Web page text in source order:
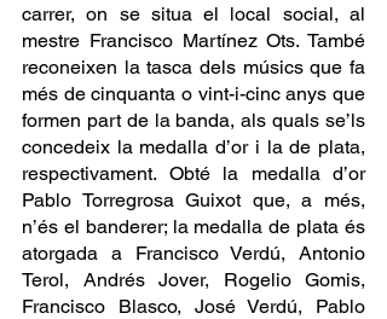
carrer, on se situa el local social, al
mestre Francisco Martínez Ots. També
reconeixen la tasca dels músics que fa
més de cinquanta o vint-i-cinc anys que
formen part de la banda, als quals se’ls
concedeix la medalla d’or i la de plata,
respectivament. Obté la medalla d’or
Pablo Torregrosa Guixot que, a més,
n’és el banderer; la medalla de plata és
atorgada a Francisco Verdú, Antonio
Terol, Andrés Jover, Rogelio Gomis,
Francisco Blasco, José Verdú, Pablo